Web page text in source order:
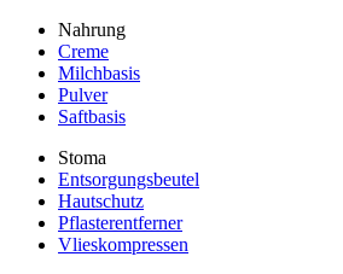
Nahrung
Creme
Milchbasis
Pulver
Saftbasis
Stoma
Entsorgungsbeutel
Hautschutz
Pflasterentferner
Vlieskompressen